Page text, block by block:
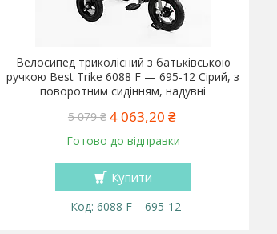
Велосипед триколісний з батьківською
ручкою Best Trike 6088 F — 695-12 Сірий, з
поворотним сидінням, надувні
5 079 ₴ 4 063,20 ₴
Готово до відправки
Купити
6088 F – 695-12